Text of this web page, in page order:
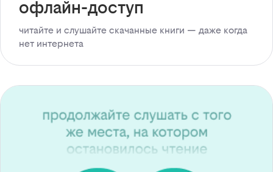
офлайн-доступ
читайте и слушайте скачанные книги — даже когда
нет интернета